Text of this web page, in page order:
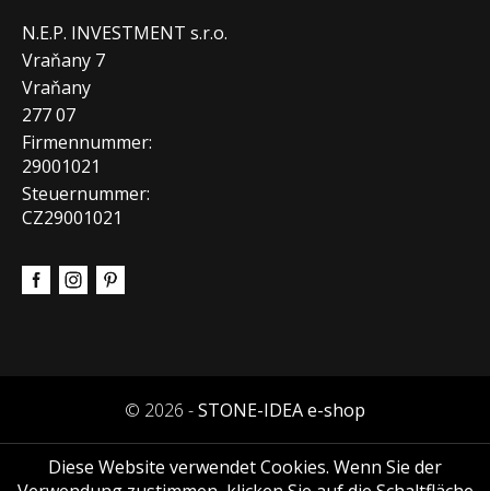
N.E.P. INVESTMENT s.r.o.
Vraňany 7
Vraňany
277 07
Firmennummer:
29001021
Steuernummer:
CZ29001021
© 2026 -STONE-IDEA e-shop
Diese Website verwendet Cookies. Wenn Sie der